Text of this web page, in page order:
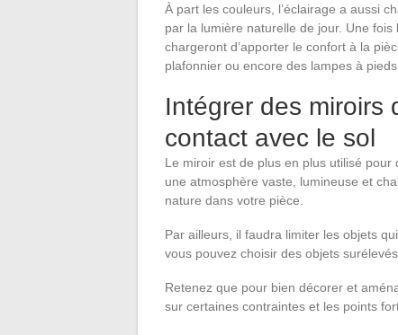
À part les couleurs, l’éclairage a aussi
par la lumière naturelle de jour. Une
chargeront d’apporter le confort à la
plafonnier ou encore des lampes à pieds
Intégrer des miroirs
contact avec le sol
Le miroir est de plus en plus utilisé
une atmosphère vaste, lumineuse et
nature dans votre pièce.
Par ailleurs, il faudra limiter les objets
vous pouvez choisir des objets
Retenez que pour bien décorer et
sur certaines contraintes et les points